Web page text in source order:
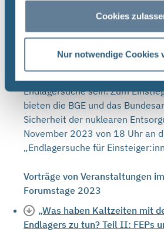
Cookies
Nur notwendige Cookies
November 2023 die Möglichkeit
digitalen Veranstaltungen über
Themen zur Endlagersuche zu
Schwerpunkte werden dabei der
Endlagersuche sein. Zum
bieten die BGE und das
Sicherheit der nuklearen
November 2023 von 18 Uhr an
„Endlagersuche für
Vorträge von Veranstaltungen
Forumstage 2023
„Was haben Kaltzeiten mit
Endlagers zu tun? Teil II: FEPs